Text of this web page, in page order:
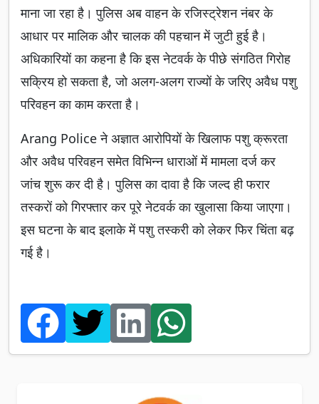
माना जा रहा है। पुलिस अब वाहन के रजिस्ट्रेशन नंबर के
आधार पर मालिक और चालक की पहचान में जुटी हुई है।
अधिकारियों का कहना है कि इस नेटवर्क के पीछे संगठित गिरोह
सक्रिय हो सकता है, जो अलग-अलग राज्यों के जरिए अवैध पशु
परिवहन का काम करता है।
Arang Police ने अज्ञात आरोपियों के खिलाफ पशु क्रूरता
और अवैध परिवहन समेत विभिन्न धाराओं में मामला दर्ज कर
जांच शुरू कर दी है। पुलिस का दावा है कि जल्द ही फरार
तस्करों को गिरफ्तार कर पूरे नेटवर्क का खुलासा किया जाएगा।
इस घटना के बाद इलाके में पशु तस्करी को लेकर फिर चिंता बढ़
गई है।